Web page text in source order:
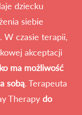
dziecku
siebie
W czasie terapii,
akceptacji
ma możliwość
sobą. Terapeuta
Therapy do